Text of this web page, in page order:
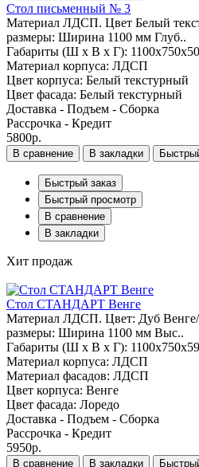
Стол письменный № 3
Материал ЛДСП. Цвет Белый
размеры: Ширина 1100 мм Глуб..
Габариты (Ш x В x Г):
Материал корпуса: ЛДСП
Цвет корпуса: Белый текстурный
Цвет фасада: Белый текстурный
Доставка - Подъем - Сборка
Рассрочка - Кредит
5800р.
В сравнение В закладки
Быстрый заказ
Быстрый просмотр
В сравнение
В закладки
Хит продаж
Стол СТАНДАРТ Венге
Материал ЛДСП. Цвет: Дуб
размеры: Ширина 1100 мм Выс..
Габариты (Ш x В x Г):
Материал корпуса: ЛДСП
Материал фасадов: ЛДСП
Цвет корпуса: Венге
Цвет фасада: Лоредо
Доставка - Подъем - Сборка
Рассрочка - Кредит
5950р.
В сравнение В закладки